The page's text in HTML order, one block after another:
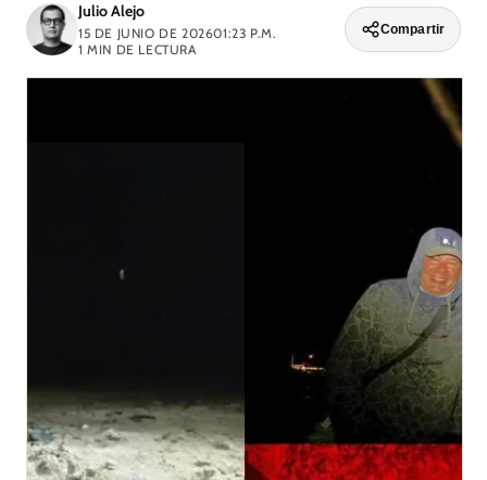
Julio Alejo
15 DE JUNIO DE 202601:23 P.M.
1 MIN DE LECTURA
Compartir